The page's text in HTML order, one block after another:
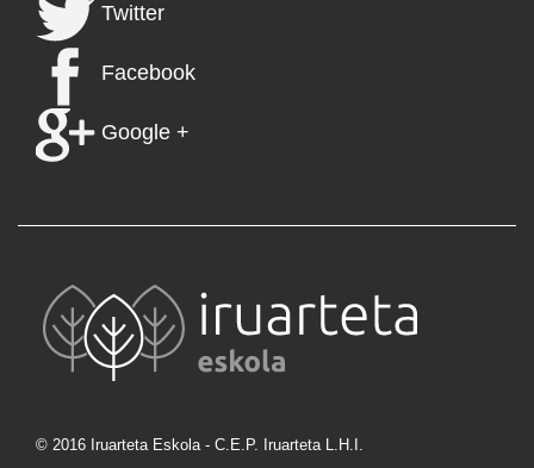
Twitter
Facebook
Google +
© 2016 Iruarteta Eskola - C.E.P. Iruarteta L.H.I.